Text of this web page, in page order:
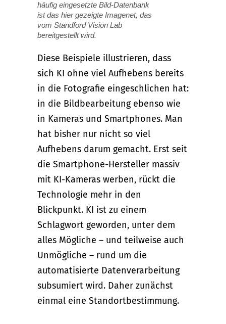
häufig eingesetzte Bild-Datenbank
ist das hier gezeigte Imagenet, das
vom Standford Vision Lab
bereitgestellt wird.
Diese Beispiele illustrieren, dass
sich KI ohne viel Aufhebens bereits
in die Fotografie eingeschlichen hat:
in die Bildbearbeitung ebenso wie
in Kameras und Smartphones. Man
hat bisher nur nicht so viel
Aufhebens darum gemacht. Erst seit
die Smartphone-Hersteller massiv
mit KI-Kameras werben, rückt die
Technologie mehr in den
Blickpunkt. KI ist zu einem
Schlagwort geworden, unter dem
alles Mögliche – und teilweise auch
Unmögliche – rund um die
automatisierte Datenverarbeitung
subsumiert wird. Daher zunächst
einmal eine Standortbestimmung.